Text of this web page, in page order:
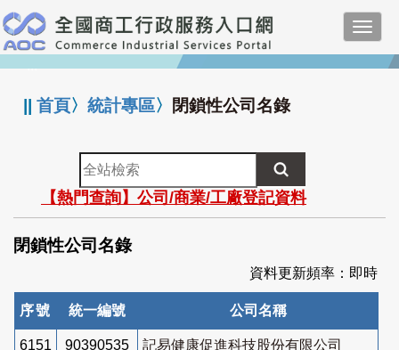
跳
到
主
要
:::
||首頁〉統計專區〉 閉鎖性公司名錄
全
站
檢
索
【熱門查詢】公司/商業/工廠登記資料
閉鎖性公司名錄
資料更新頻率：即時
序號 統一編號 公司名稱
6151 90390535 記易健康促進科技股份有限公司